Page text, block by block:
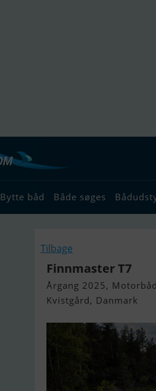
Bytte båd Både søges
Tilbage
Finnmaster T7
Årgang 2025,
Kvistgård, Danmark